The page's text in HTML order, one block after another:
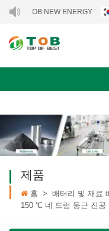
TOB NEW ENERGY
제품
홈 > 배터리 및 재료
150 ℃ 네 드럼 둥근 진공